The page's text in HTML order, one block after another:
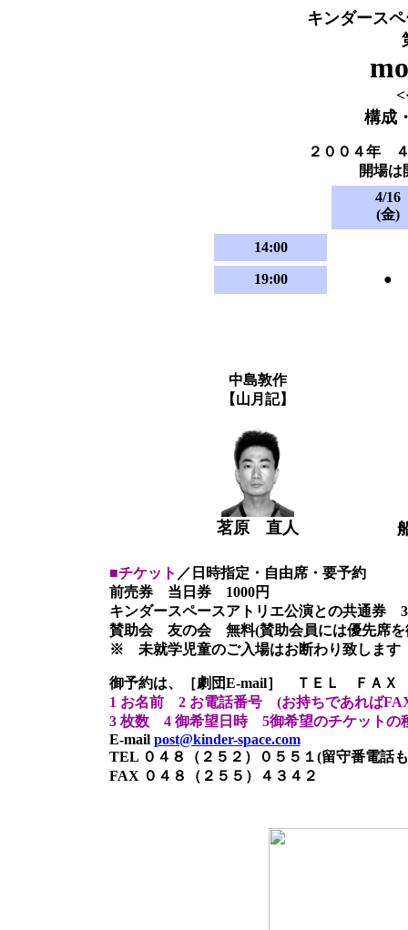
キンダース
構成
２００４年
開場は
4/16
(金)
14:00
19:00 ●
中島敦作
【山月記】
茗原 直人
■チケット ／日時指定・自由席・要予約
前売券 当日券 1000円
キンダースペースアトリエ公演との共通券
賛助会 友の会 無料(賛助会員には優先席を
※ 未就学児童のご入場はお断わり致します
御予約は、
［劇団E-mail］ ＴＥＬ ＦＡＸ
1 お名前 2 お電話番号 (お持ちであれば
3 枚数 4 御希望日時 5御希望のチケットの
E-mail post@kinder-space.com
TEL ０４８（２５２）０５５１(留守番電話
FAX ０４８（２５５）４３４２